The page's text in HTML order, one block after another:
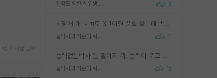
입학도 안한 신입생이 원래 관심을 받나요 9
서당개 개 ㅅㄲ도 3년이면 풍월 읊는데 박사 5년 이상 대리고 있으면서 물된건 교수 탓 맞는ㄱ게 거기가 서당이 아니란 소리임
물박사의 기준이 뭐임? 11
능력없는박사 란 말이지 뭐. 능력이 뭐고 능력이 있다는게 뭔지는 사람마다 기준이 다르니까 얘기해봐야 서로 자기 기준만 얘기해서 논쟁이 끝이 안나고. 주위에서 능력있고 야심있는 신입생이 교수가 유의미한 피드백을 아예 안주면서 제대로된 과제에 참여해볼 기회도 제공하지 않고 잡일 뺑뺑이만 돌려서 맨날 단순작업만 하면서 밤새다가 눈빛이 점점 죽어가는걸 본 사람은 물박사는 교수탓이라고 하고, 교수는 이것저것 알려도 주고 기회도 주고 사수 동기 붙여주면서 어떻게든 끌고가려고 하는데 본인이 매일 뺀질거리면서 출근 하는둥마는둥 하다가 기껏 와서도 폰이나 쳐다보다가 실험 망치고 저녁약속있어서 먼저 가볼게요~ 하는걸 본 사람은 물박사는 본인탓이라고 함.
물박사의 기준이 뭐임? 12